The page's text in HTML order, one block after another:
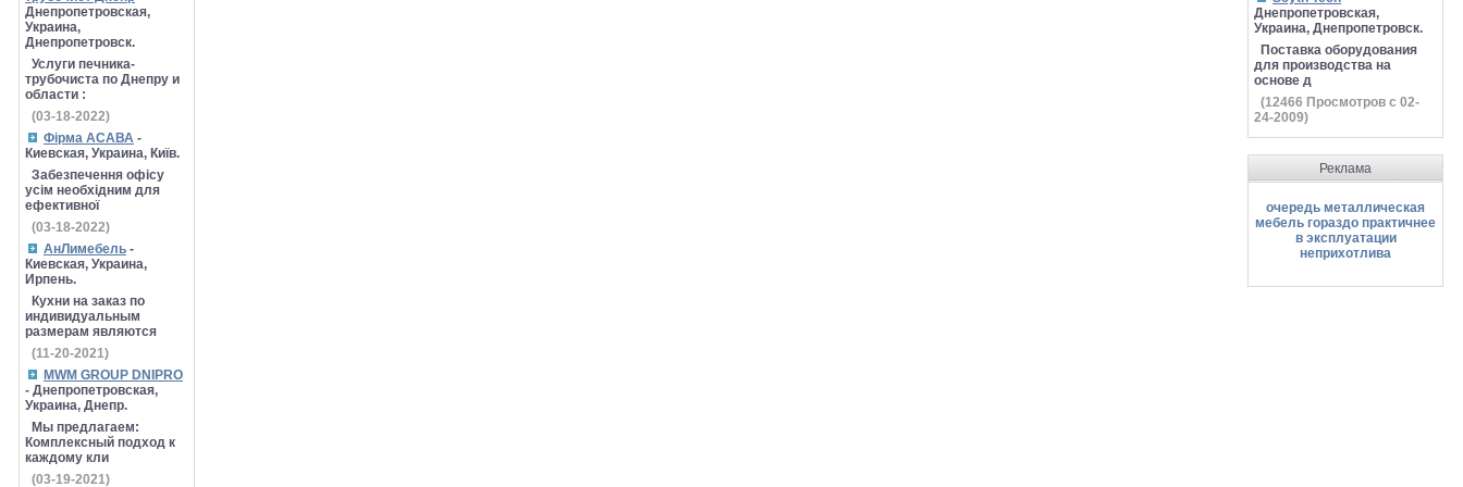
Днепропетровская,
Украина,
Днепропетровск.
Услуги печника-
трубочиста по Днепру и
области :
(03-18-2022)
Фірма АСАВА -
Киевская, Украина, Київ.
Забезпечення офісу
усім необхідним для
ефективної
(03-18-2022)
АнЛимебель -
Киевская, Украина,
Ирпень.
Кухни на заказ по
индивидуальным
размерам являются
(11-20-2021)
MWM GROUP DNIPRO
- Днепропетровская,
Украина, Днепр.
Мы предлагаем:
Комплексный подход к
каждому кли
(03-19-2021)
Днепропетровская,
Украина, Днепропетровск.
Поставка оборудования
для производства на
основе д
(12466 Просмотров с 02-
24-2009)
Реклама
очередь металлическая
мебель гораздо практичнее
в эксплуатации
неприхотлива